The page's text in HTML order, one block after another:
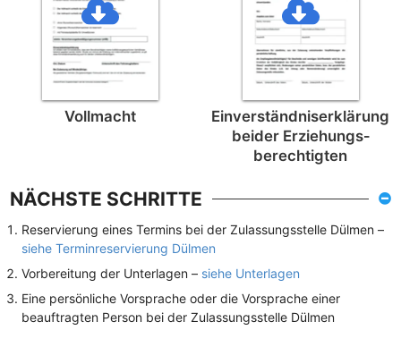
Vollmacht
Einverständnis­erklärung
beider Erziehungs­
berechtigten
NÄCHSTE SCHRITTE
Reservierung eines Termins bei der Zulassungsstelle Dülmen –
siehe Terminreservierung Dülmen
Vorbereitung der Unterlagen – siehe Unterlagen
Eine persönliche Vorsprache oder die Vorsprache einer
beauftragten Person bei der Zulassungsstelle Dülmen